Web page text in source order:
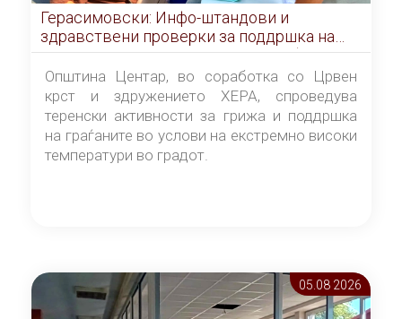
Герасимовски: Инфо-штандови и
здравствени проверки за поддршка на
граѓаните во услови на топлотен бран
Општина Центар, во соработка со Црвен
крст и здружението ХЕРА, спроведува
теренски активности за грижа и поддршка
на граѓаните во услови на екстремно високи
температури во градот.
05.08 2026